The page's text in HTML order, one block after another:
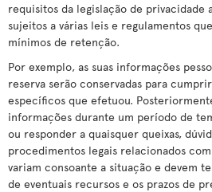
requisitos da legislação de privacidade
sujeitos a várias leis e regulamentos
mínimos de retenção.
Por exemplo, as suas informações
reserva serão conservadas para
específicos que efetuou.
informações durante um período de
ou responder a quaisquer queixas,
procedimentos legais relacionados
variam consoante a situação e devem
de eventuais recursos e os prazos de